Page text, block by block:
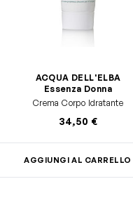
ACQUA DELL'ELBA
Essenza Donna
Crema Corpo Idratante
34,50 €
AGGIUNGI AL CARRELLO